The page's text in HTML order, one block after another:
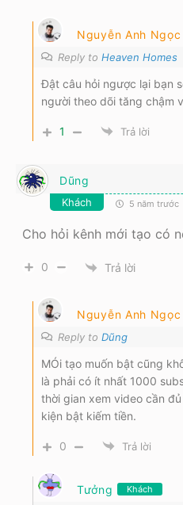
Nguyễn Anh Ngọc
Reply to Heaven Homes
Đật câu hỏi ngược lại bạn
người theo dõi tăng chậm
1 Trả lời
Dũng
Khách 5 năm trước
Cho hỏi kênh mới tạo có
0 Trả lời
Nguyễn Anh Ngọc
Reply to Dũng
MÓi tạo muốn bật cũng
là phải có ít nhất 1000
thời gian xem video cần
kiện bật kiếm tiền.
0 Trả lời
Tưởng Khách